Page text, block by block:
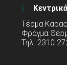
Τέρμα
Φράγμα
Τηλ: 2310